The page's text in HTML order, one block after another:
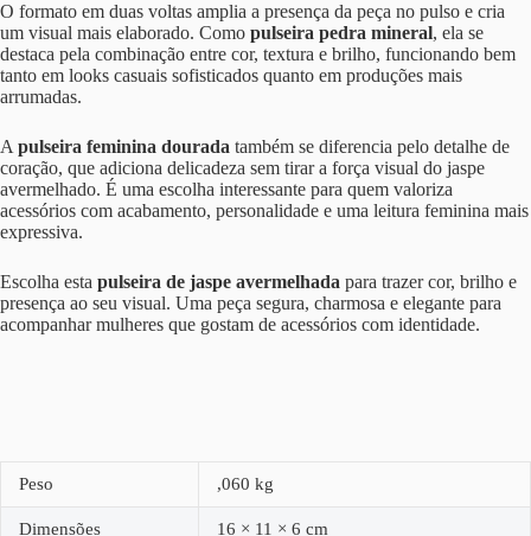
O formato em duas voltas amplia a presença da peça no pulso e cria
um visual mais elaborado. Como pulseira pedra mineral, ela se
destaca pela combinação entre cor, textura e brilho, funcionando bem
tanto em looks casuais sofisticados quanto em produções mais
arrumadas.
A pulseira feminina dourada também se diferencia pelo detalhe de
coração, que adiciona delicadeza sem tirar a força visual do jaspe
avermelhado. É uma escolha interessante para quem valoriza
acessórios com acabamento, personalidade e uma leitura feminina mais
expressiva.
Escolha esta pulseira de jaspe avermelhada para trazer cor, brilho e
presença ao seu visual. Uma peça segura, charmosa e elegante para
acompanhar mulheres que gostam de acessórios com identidade.
Peso ,060 kg
Dimensões 16 × 11 × 6 cm